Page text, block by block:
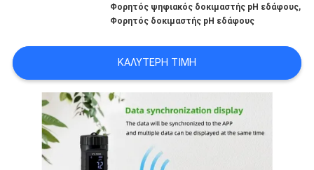
PRIVACY
POLICY
Φορητός ψηφιακός δοκιμαστής pH εδάφους,
Φορητός δοκιμαστής pH εδάφους
ΚΑΛΎΤΕΡΗ ΤΙΜΉ